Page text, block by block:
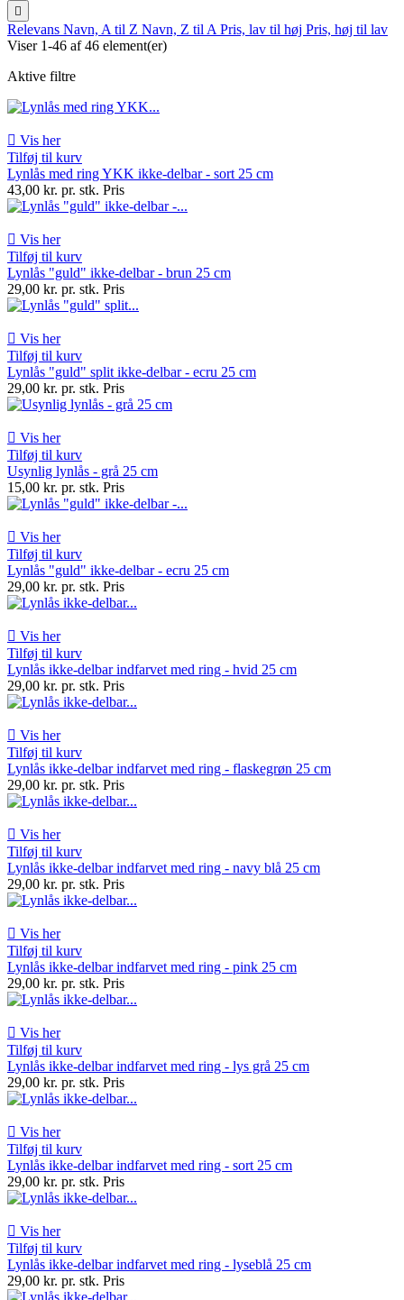

Relevans Navn, A til Z Navn, Z til A Pris, lav til høj Pris, høj til lav
Viser 1-46 af 46 element(er)
Aktive filtre
 Vis her
Tilføj til kurv
Lynlås med ring YKK ikke-delbar - sort 25 cm
43,00 kr. pr. stk. Pris
 Vis her
Tilføj til kurv
Lynlås "guld" ikke-delbar - brun 25 cm
29,00 kr. pr. stk. Pris
 Vis her
Tilføj til kurv
Lynlås "guld" split ikke-delbar - ecru 25 cm
29,00 kr. pr. stk. Pris
 Vis her
Tilføj til kurv
Usynlig lynlås - grå 25 cm
15,00 kr. pr. stk. Pris
 Vis her
Tilføj til kurv
Lynlås "guld" ikke-delbar - ecru 25 cm
29,00 kr. pr. stk. Pris
 Vis her
Tilføj til kurv
Lynlås ikke-delbar indfarvet med ring - hvid 25 cm
29,00 kr. pr. stk. Pris
 Vis her
Tilføj til kurv
Lynlås ikke-delbar indfarvet med ring - flaskegrøn 25 cm
29,00 kr. pr. stk. Pris
 Vis her
Tilføj til kurv
Lynlås ikke-delbar indfarvet med ring - navy blå 25 cm
29,00 kr. pr. stk. Pris
 Vis her
Tilføj til kurv
Lynlås ikke-delbar indfarvet med ring - pink 25 cm
29,00 kr. pr. stk. Pris
 Vis her
Tilføj til kurv
Lynlås ikke-delbar indfarvet med ring - lys grå 25 cm
29,00 kr. pr. stk. Pris
 Vis her
Tilføj til kurv
Lynlås ikke-delbar indfarvet med ring - sort 25 cm
29,00 kr. pr. stk. Pris
 Vis her
Tilføj til kurv
Lynlås ikke-delbar indfarvet med ring - lyseblå 25 cm
29,00 kr. pr. stk. Pris